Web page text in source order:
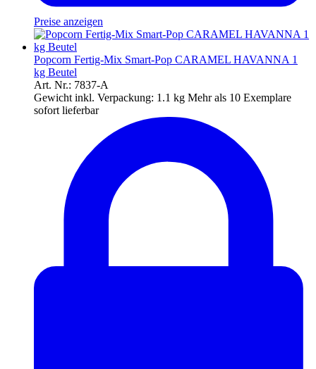
Preise anzeigen
Popcorn Fertig-Mix Smart-Pop CARAMEL HAVANNA 1
kg Beutel
Art. Nr.: 7837-A
Gewicht inkl. Verpackung: 1.1 kg Mehr als 10 Exemplare
sofort lieferbar